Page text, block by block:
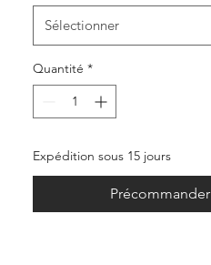
Sélectionner
Quantité *
Expédition sous 15 jours
Précommander